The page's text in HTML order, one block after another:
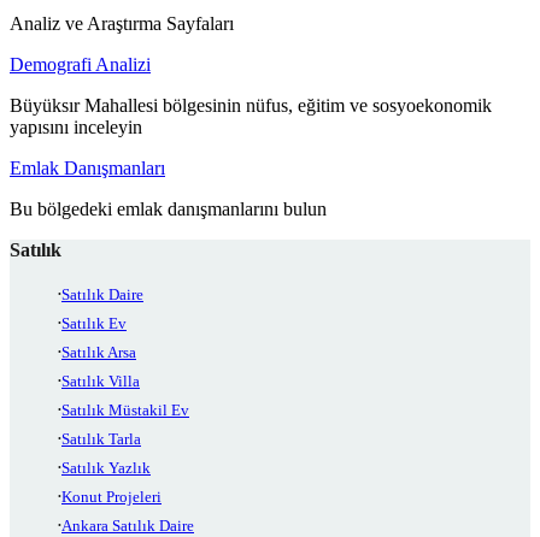
Analiz ve Araştırma Sayfaları
Demografi Analizi
Büyüksır Mahallesi bölgesinin nüfus, eğitim ve sosyoekonomik
yapısını inceleyin
Emlak Danışmanları
Bu bölgedeki emlak danışmanlarını bulun
Satılık
Satılık Daire
Satılık Ev
Satılık Arsa
Satılık Villa
Satılık Müstakil Ev
Satılık Tarla
Satılık Yazlık
Konut Projeleri
Ankara Satılık Daire